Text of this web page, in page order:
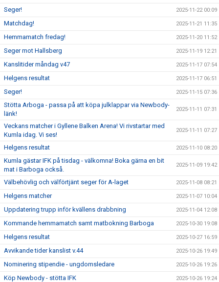
Seger! 2025-11-22 00:09
Matchdag! 2025-11-21 11:35
Hemmamatch fredag! 2025-11-20 11:52
Seger mot Hallsberg 2025-11-19 12:21
Kanslitider måndag v47 2025-11-17 07:54
Helgens resultat 2025-11-17 06:51
Seger! 2025-11-15 07:36
Stötta Arboga - passa på att köpa julklappar via Newbody-
länk!
2025-11-11 07:31
Veckans matcher i Gyllene Balken Arena! Vi rivstartar med
Kumla idag. Vi ses!
2025-11-11 07:27
Helgens resultat 2025-11-10 08:20
Kumla gästar IFK på tisdag - välkomna! Boka gärna en bit
mat i Barboga också.
2025-11-09 19:42
Välbehövlig och välförtjänt seger för A-laget 2025-11-08 08:21
Helgens matcher 2025-11-07 10:04
Uppdatering trupp inför kvällens drabbning 2025-11-04 12:08
Kommande hemmamatch samt matbokning Barboga 2025-10-30 19:08
Helgens resultat 2025-10-27 16:59
Avvikande tider kanslist v.44 2025-10-26 19:49
Nominering stipendie - ungdomsledare 2025-10-26 19:26
Köp Newbody - stötta IFK 2025-10-26 19:24